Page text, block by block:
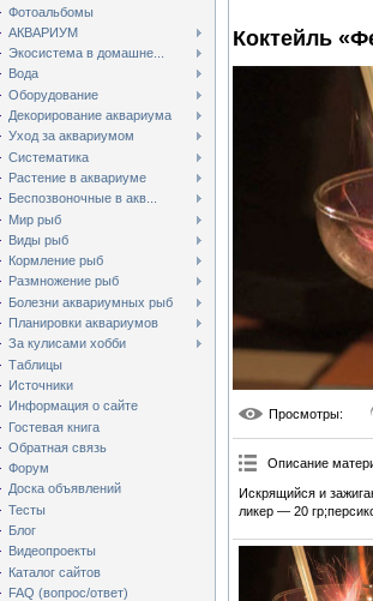
Фотоальбомы
АКВАРИУМ
Экосистема в домашне...
Вода
Оборудование
Декорирование аквариума
Уход за аквариумом
Систематика
Растение в аквариуме
Беспозвоночные в акв...
Мир рыб
Виды рыб
Кормление рыб
Размножение рыб
Болезни аквариумных рыб
Планировки аквариумов
За кулисами хобби
Таблицы
Источники
Информация о сайте
Гостевая книга
Обратная связь
Форум
Доска объявлений
Тесты
Блог
Видеопроекты
Каталог сайтов
FAQ (вопрос/ответ)
Коктейль
Просмотры:
Описание
Искрящийся и
ликер — 20